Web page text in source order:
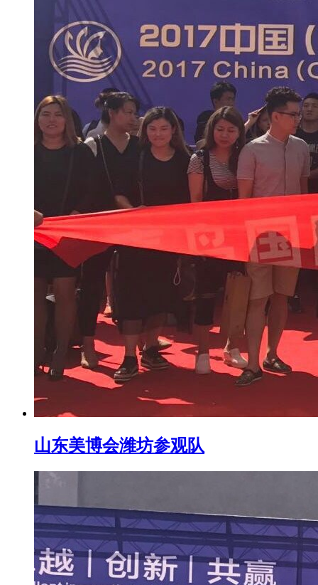
山东美博会潍坊参观队